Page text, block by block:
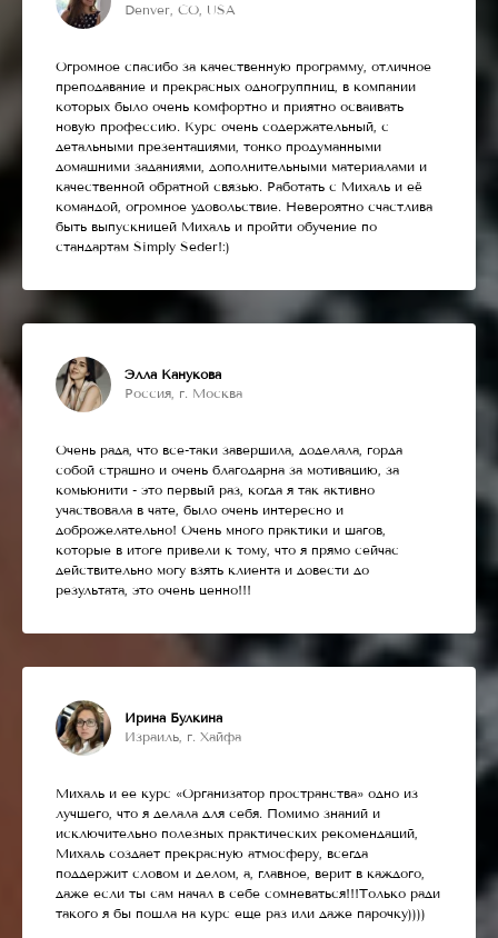
Denver, CO, USA
Огромное спасибо за качественную программу, отличное
преподавание и прекрасных одногруппниц, в компании
которых было очень комфортно и приятно осваивать
новую профессию. Курс очень содержательный, с
детальными презентациями, тонко продуманными
домашними заданиями, дополнительными материалами и
качественной обратной связью. Работать с Михаль и её
командой, огромное удовольствие. Невероятно счастлива
быть выпускницей Михаль и пройти обучение по
стандартам Simply Seder!:)
Элла Канукова
Россия, г. Москва
Очень рада, что все-таки завершила, доделала, горда
собой страшно и очень благодарна за мотивацию, за
комьюнити - это первый раз, когда я так активно
участвовала в чате, было очень интересно и
доброжелательно! Очень много практики и шагов,
которые в итоге привели к тому, что я прямо сейчас
действительно могу взять клиента и довести до
результата, это очень ценно!!!
Ирина Булкина
Израиль, г. Хайфа
Михаль и ее курс «Организатор пространства» одно из
лучшего, что я делала для себя. Помимо знаний и
исключительно полезных практических рекомендаций,
Михаль создает прекрасную атмосферу, всегда
поддержит словом и делом, а, главное, верит в каждого,
даже если ты сам начал в себе сомневаться!!!Только ради
такого я бы пошла на курс еще раз или даже парочку))))